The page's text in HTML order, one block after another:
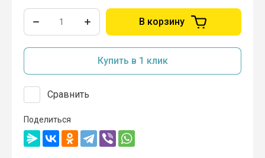
В корзину
Купить в 1 клик
Сравнить
Поделиться